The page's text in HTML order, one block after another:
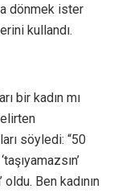
dönmek ister
kullandı.
bir kadın mı
söyledi: “50
Ben kadının